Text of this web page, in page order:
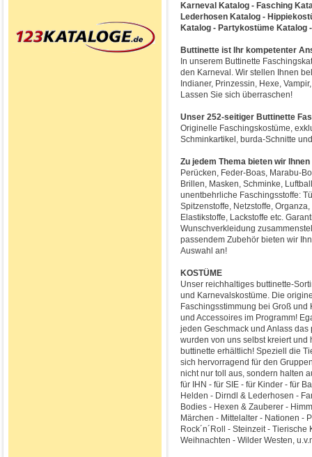
Karneval Katalog - Fasching
Lederhosen Katalog -
Katalog - Partykostüme Katalog
Buttinette ist Ihr kompetenter
In unserem Buttinette
den Karneval. Wir stellen Ihnen
Indianer, Prinzessin, Hexe,
Lassen Sie sich überraschen!
Unser 252-seitiger Buttinette
Originelle Faschingskostüme,
Schminkartikel, burda-Schnitte
Zu jedem Thema bieten wir
Perücken, Feder-Boas, Marabu-
Brillen, Masken, Schminke,
unentbehrliche Faschingsstoffe:
Spitzenstoffe, Netzstoffe,
Elastikstoffe, Lackstoffe etc.
Wunschverkleidung
passendem Zubehör bieten wir
Auswahl an!
KOSTÜME
Unser reichhaltiges buttinette-
und Karnevalskostüme. Die
Faschingsstimmung bei Groß
und Accessoires im Programm!
jeden Geschmack und Anlass
wurden von uns selbst kreiert
buttinette erhältlich! Speziell die
sich hervorragend für den
nicht nur toll aus, sondern halten
für IHN - für SIE - für Kinder - für
Helden - Dirndl & Lederhosen -
Bodies - Hexen & Zauberer -
Märchen - Mittelalter - Nationen -
Rock´n´Roll - Steinzeit -
Weihnachten - Wilder Westen,